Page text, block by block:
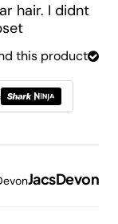
hair. I didnt
this product.
JacsDevon